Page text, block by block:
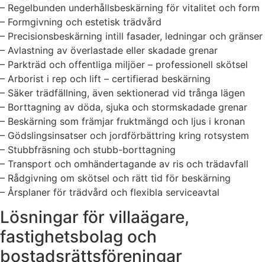
– Regelbunden underhållsbeskärning för vitalitet och form
– Formgivning och estetisk trädvård
– Precisionsbeskärning intill fasader, ledningar och gränser
– Avlastning av överlastade eller skadade grenar
– Parkträd och offentliga miljöer – professionell skötsel
– Arborist i rep och lift – certifierad beskärning
– Säker trädfällning, även sektionerad vid trånga lägen
– Borttagning av döda, sjuka och stormskadade grenar
– Beskärning som främjar fruktmängd och ljus i kronan
– Gödslingsinsatser och jordförbättring kring rotsystem
– Stubbfräsning och stubb-borttagning
– Transport och omhändertagande av ris och trädavfall
– Rådgivning om skötsel och rätt tid för beskärning
– Årsplaner för trädvård och flexibla serviceavtal
Lösningar för villaägare,
fastighetsbolag och
bostadsrättsföreningar